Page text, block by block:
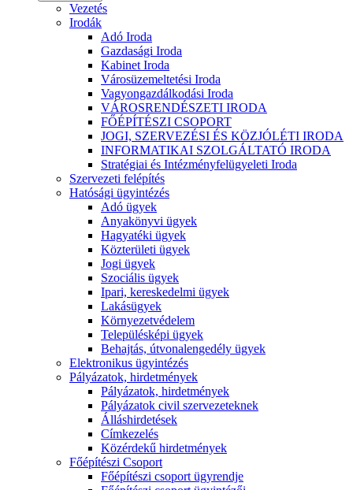
Vezetés
Irodák
Adó Iroda
Gazdasági Iroda
Kabinet Iroda
Városüzemeltetési Iroda
Vagyongazdálkodási Iroda
VÁROSRENDÉSZETI IRODA
FŐÉPÍTÉSZI CSOPORT
JOGI, SZERVEZÉSI ÉS KÖZJÓLÉTI IRODA
INFORMATIKAI SZOLGÁLTATÓ IRODA
Stratégiai és Intézményfelügyeleti Iroda
Szervezeti felépítés
Hatósági ügyintézés
Adó ügyek
Anyakönyvi ügyek
Hagyatéki ügyek
Közterületi ügyek
Jogi ügyek
Szociális ügyek
Ipari, kereskedelmi ügyek
Lakásügyek
Környezetvédelem
Településképi ügyek
Behajtás, útvonalengedély ügyek
Elektronikus ügyintézés
Pályázatok, hirdetmények
Pályázatok, hirdetmények
Pályázatok civil szervezeteknek
Álláshirdetések
Címkezelés
Közérdekű hirdetmények
Főépítészi Csoport
Főépítészi csoport ügyrendje